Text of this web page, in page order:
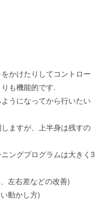
かけたりしてコントロー
も機能的です.
うになってから行いたい
ますが、上半身は残すの
ングプログラムは大きく3
左右差などの改善)
動かし方)